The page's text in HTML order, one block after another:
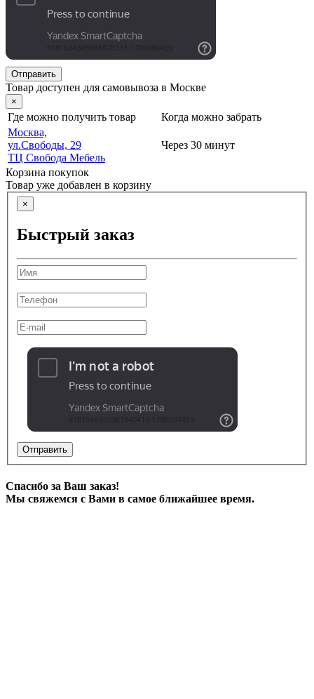
Отправить
Товар доступен для самовывоза в Москве
×
Где можно получить товар
Когда можно забрать
Москва,
ул.Свободы, 29
ТЦ Свобода Мебель
Через 30 минут
Корзина покупок
Товар уже добавлен в корзину
×
Быстрый заказ
Отправить
Спасибо за Ваш заказ!
Мы свяжемся с Вами в самое ближайшее время.